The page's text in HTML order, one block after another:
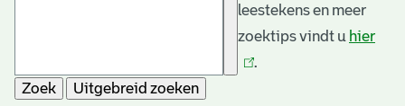
leestekens en meer
zoektips vindt u hier
.
Zoek
Uitgebreid zoeken